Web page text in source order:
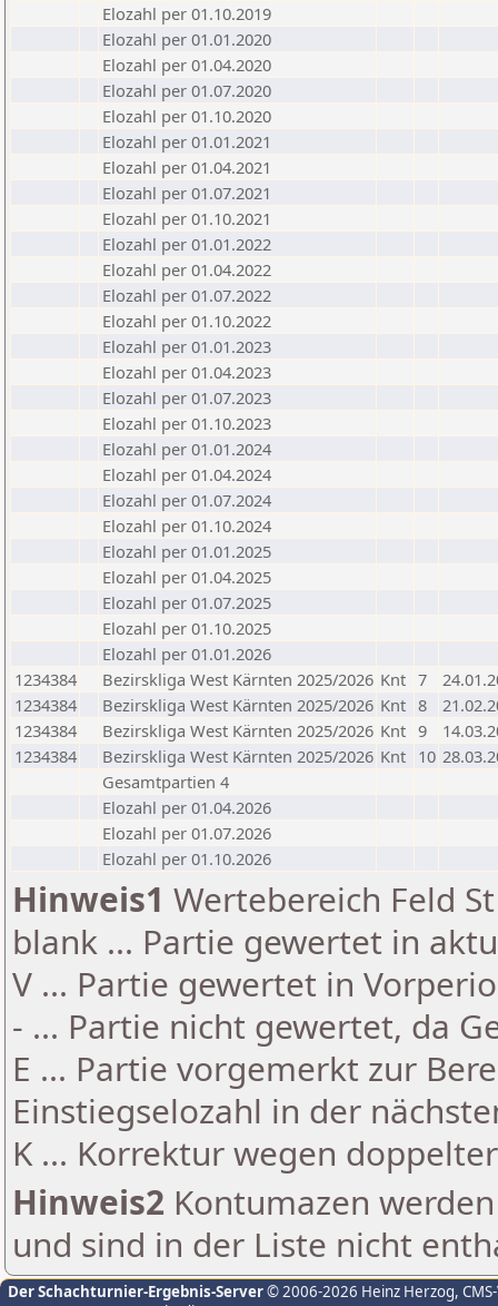
Elozahl per 01.10.2019
Elozahl per 01.01.2020
Elozahl per 01.04.2020
Elozahl per 01.07.2020
Elozahl per 01.10.2020
Elozahl per 01.01.2021
Elozahl per 01.04.2021
Elozahl per 01.07.2021
Elozahl per 01.10.2021
Elozahl per 01.01.2022
Elozahl per 01.04.2022
Elozahl per 01.07.2022
Elozahl per 01.10.2022
Elozahl per 01.01.2023
Elozahl per 01.04.2023
Elozahl per 01.07.2023
Elozahl per 01.10.2023
Elozahl per 01.01.2024
Elozahl per 01.04.2024
Elozahl per 01.07.2024
Elozahl per 01.10.2024
Elozahl per 01.01.2025
Elozahl per 01.04.2025
Elozahl per 01.07.2025
Elozahl per 01.10.2025
Elozahl per 01.01.2026
1234384
Bezirskliga West Kärnten 2025/2026 Knt 7
1234384
Bezirskliga West Kärnten 2025/2026 Knt 8
1234384
Bezirskliga West Kärnten 2025/2026 Knt 9
1234384
Bezirskliga West Kärnten 2025/2026 Knt 10
Gesamtpartien 4
Elozahl per 01.04.2026
Elozahl per 01.07.2026
Elozahl per 01.10.2026
Hinweis1 Wertebereich Feld
blank ... Partie gewertet in
V ... Partie gewertet in
- ... Partie nicht gewertet, da
E ... Partie vorgemerkt zur
Einstiegselozahl in der
K ... Korrektur wegen
Hinweis2 Kontumazen
und sind in der Liste nicht
Der Schachturnier-Ergebnis-Server© 2006-2026 Heinz Herzog,